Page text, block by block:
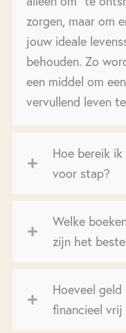
zorgen, maar om
jouw ideale
behouden. Zo
een middel om
vervullend leven
Hoe bereik
voor stap?
Welke
zijn het
Hoeveel
financieel